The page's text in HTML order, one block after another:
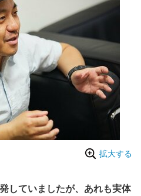
拡大する
していましたが、あれも実体